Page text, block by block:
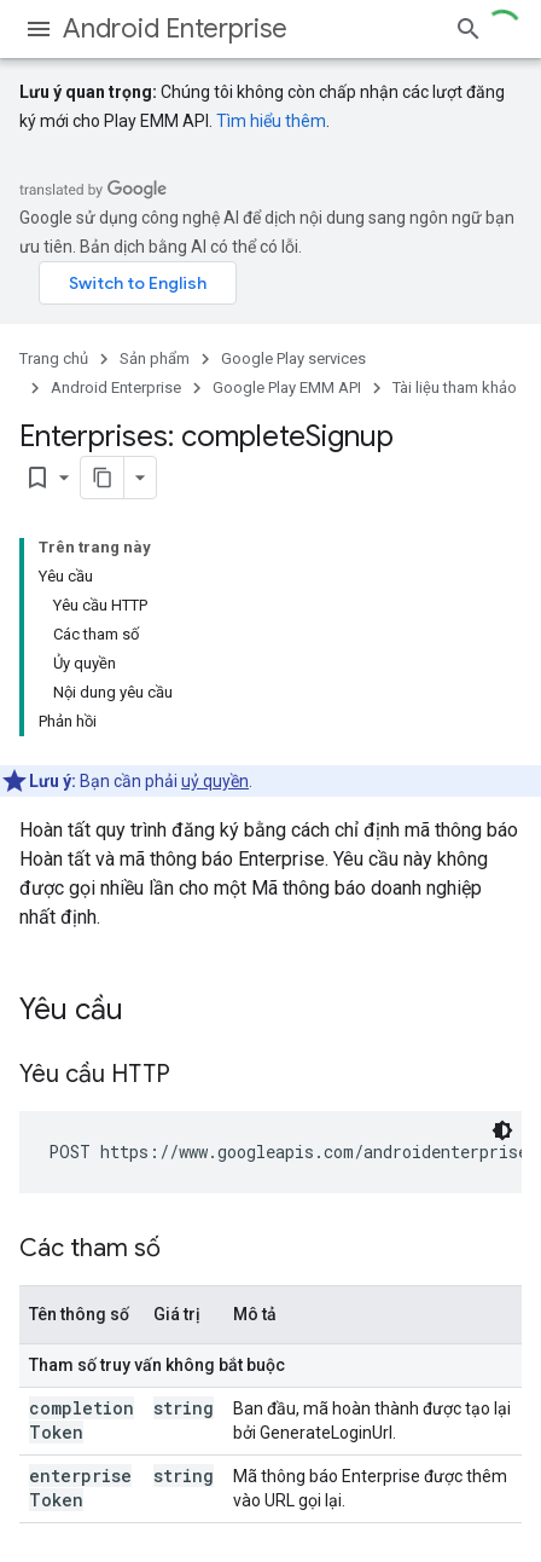
Android Enterprise
Lưu ý quan trọng: Chúng tôi không còn chấp nhận các lượt đăng
ký mới cho Play EMM API. Tìm hiểu thêm
Google sử dụng công nghệ AI để dịch nội dung sang ngôn ngữ bạn
ưu tiên. Bản dịch bằng AI có thể có lỗi.
Trang chủ Sản phẩm
Google Play services
Android Enterprise
Google Play EMM API Tài liệu tham khảo
Enterprises: completeSignup
bookmark_border
Trên trang này
Yêu cầu
Yêu cầu HTTP
Các tham số
Ủy quyền
Nội dung yêu cầu
Phản hồi
Lưu ý: Bạn cần phải uỷ quyền
Hoàn tất quy trình đăng ký bằng cách chỉ định mã thông báo
Hoàn tất và mã thông báo Enterprise. Yêu cầu này không
được gọi nhiều lần cho một Mã thông báo doanh nghiệp
nhất định.
Yêu cầu
Yêu cầu HTTP
POST https://www.googleapis.com/
Các tham số
Tên thông số Giá trị Mô tả
Tham số truy vấn không bắt buộc
completion
Token
string
Ban đầu, mã hoàn thành được tạo lại
bởi GenerateLoginUrl.
enterprise
Token
string
Mã thông báo Enterprise được thêm
vào URL gọi lại.